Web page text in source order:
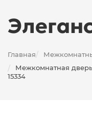
Главная/
/
Межкомнатная
15334